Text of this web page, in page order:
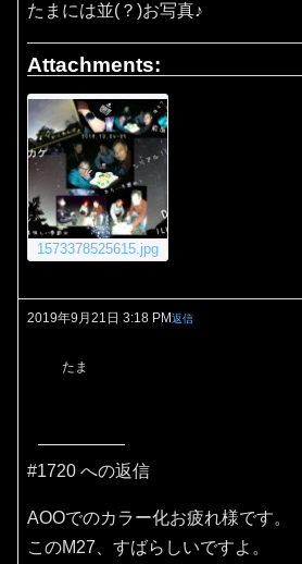
たまには並(？)お写真♪
Attachments:
1573378525615.jpg
2019年9月21日 3:18 PM返信
たま
#1720 への返信
AOOでのカラー化お疲れ様です。
このM27、すばらしいですよ。